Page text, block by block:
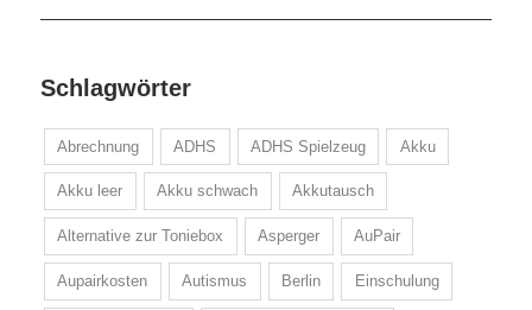
Schlagwörter
Abrechnung ADHS ADHS Spielzeug Akku
Akku leer Akku schwach Akkutausch
Alternative zur Toniebox Asperger AuPair
Aupairkosten Autismus Berlin Einschulung